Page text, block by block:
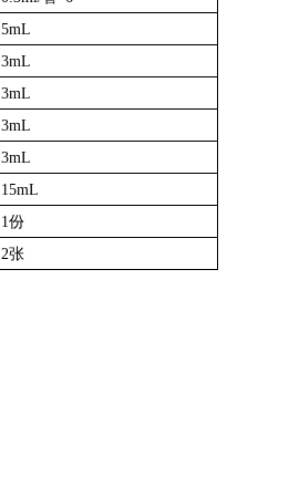
5mL
3mL
3mL
3mL
3mL
15mL
1份
2张